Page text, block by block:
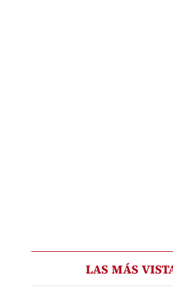
LAS MÁS